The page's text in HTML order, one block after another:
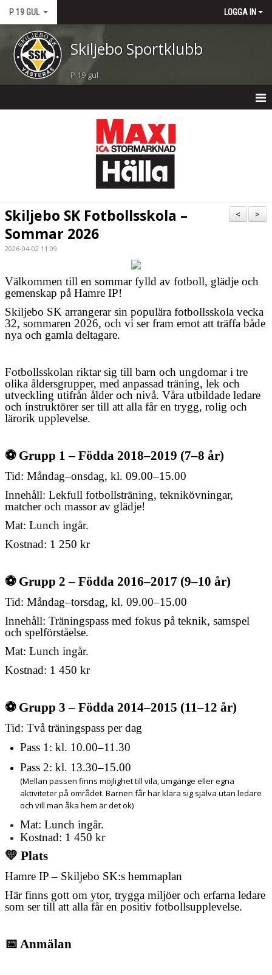
P 19 GUL LOGGA IN
Skiljebo Sportklubb
P 19 gul
TRUPPEN
BILDGALLERI
DOKUMENT
KONTAKT
>
<
Skiljebo SK Fotbollsskola –
Sommar 2026
2026-04-02 11:09
Välkommen till en sommar fylld av fotboll, glädje och
gemenskap på Hamre IP!
Skiljebo SK arrangerar sin populära fotbollsskola vecka
32, sommaren 2026, och vi ser fram emot att träffa både
nya och gamla deltagare.
Fotbollsskolan riktar sig till barn och ungdomar i tre
olika åldersgrupper, med anpassad träning, lek och
utveckling utifrån ålder och nivå. Våra utbildade ledare
och instruktörer ser till att alla får en trygg, rolig och
lärorik upplevelse.
⚽Grupp 1 – Födda 2018–2019 (7–8 år)
Tid: Måndag–onsdag, kl. 09.00–15.00
Innehåll: Lekfull fotbollsträning, teknikövningar,
matcher och massor av glädje!
Mat: Lunch ingår.
Kostnad: 1 250 kr
⚽Grupp 2 – Födda 2016–2017 (9–10 år)
Tid: Måndag–torsdag, kl. 09.00–15.00
Innehåll: Träningspass med fokus på teknik, samspel
och spelförståelse.
Mat: Lunch ingår.
Kostnad: 1 450 kr
⚽Grupp 3 – Födda 2014–2015 (11–12 år)
Tid: Två träningspass per dag
Pass 1: kl. 10.00–11.30
Pass 2: kl. 13.30–15.00
(Mellan passen finns möjlighet till vila, umgänge eller egna
aktiviteter på området. Barnen får här klara sig själva utan ledare
och vill man åka hem är det ok)
Mat: Lunch ingår.
Kostnad: 1 450 kr
💛 Plats
Hamre IP – Skiljebo SK:s hemmaplan
Här finns gott om ytor, trygga miljöer och erfarna ledare
som ser till att alla får en positiv fotbollsupplevelse.
📅 Anmälan